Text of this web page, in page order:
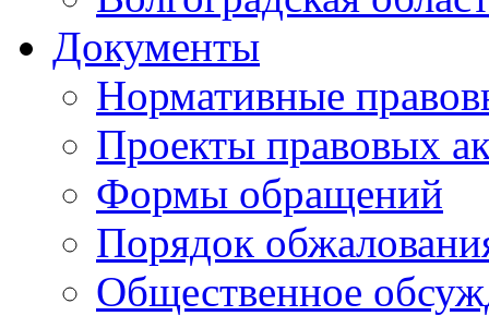
Документы
Нормативные
Проекты правовых
Формы обращений
Порядок
Общественное